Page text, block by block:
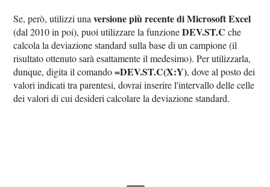
Se, però, utilizzi unaversione più recente di Microsoft Excel
(dal 2010 in poi), puoi utilizzare la funzioneDEV.ST.C che
calcola la deviazione standard sulla base di un campione (il
risultato ottenuto sarà esattamente il medesimo). Per utilizzarla,
dunque, digita il comando=DEV.ST.C(X:Y), dove al posto dei
valori indicati tra parentesi, dovrai inserire l'intervallo delle celle
dei valori di cui desideri calcolare la deviazione standard.